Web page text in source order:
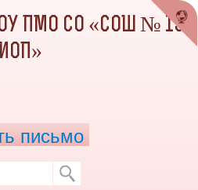
ПМО СО «СОШ № 13
письмо